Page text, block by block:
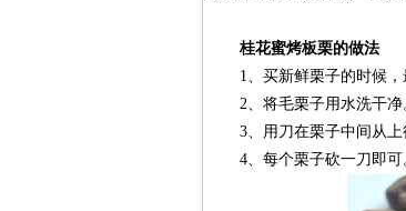
桂花蜜烤板栗的做法
1、买新鲜栗子的时候，
2、将毛栗子用水洗干净
3、用刀在栗子中间从上
4、每个栗子砍一刀即可